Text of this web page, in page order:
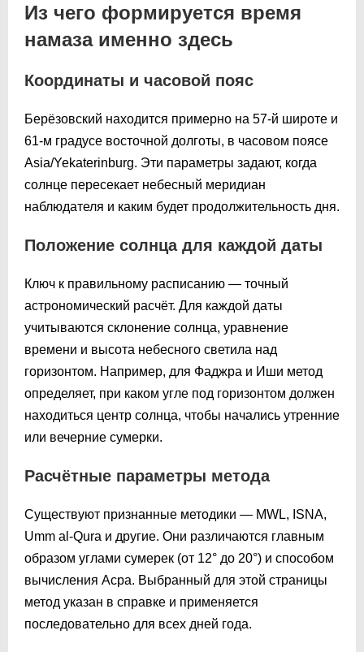
Из чего формируется время
намаза именно здесь
Координаты и часовой пояс
Берёзовский находится примерно на 57-й широте и
61-м градусе восточной долготы, в часовом поясе
Asia/Yekaterinburg. Эти параметры задают, когда
солнце пересекает небесный меридиан
наблюдателя и каким будет продолжительность дня.
Положение солнца для каждой даты
Ключ к правильному расписанию — точный
астрономический расчёт. Для каждой даты
учитываются склонение солнца, уравнение
времени и высота небесного светила над
горизонтом. Например, для Фаджра и Иши метод
определяет, при каком угле под горизонтом должен
находиться центр солнца, чтобы начались утренние
или вечерние сумерки.
Расчётные параметры метода
Существуют признанные методики — MWL, ISNA,
Umm al-Qura и другие. Они различаются главным
образом углами сумерек (от 12° до 20°) и способом
вычисления Асра. Выбранный для этой страницы
метод указан в справке и применяется
последовательно для всех дней года.